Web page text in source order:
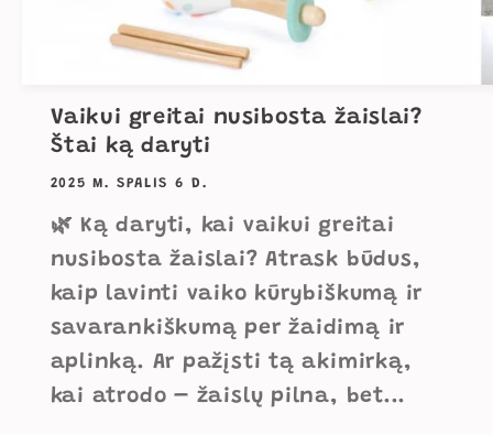
Vaikui greitai nusibosta žaislai?
Štai ką daryti
2025 M. SPALIS 6 D.
🌿 Ką daryti, kai vaikui greitai
nusibosta žaislai? Atrask būdus,
kaip lavinti vaiko kūrybiškumą ir
savarankiškumą per žaidimą ir
aplinką. Ar pažįsti tą akimirką,
kai atrodo – žaislų pilna, bet...